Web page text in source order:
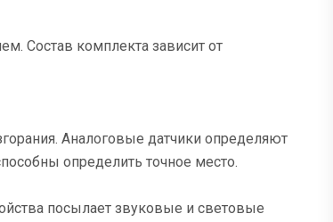
Состав комплекта зависит от
Аналоговые датчики определяют
определить точное место.
посылает звуковые и световые